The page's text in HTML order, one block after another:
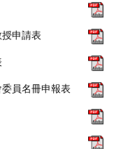
申請表
員名冊申報表